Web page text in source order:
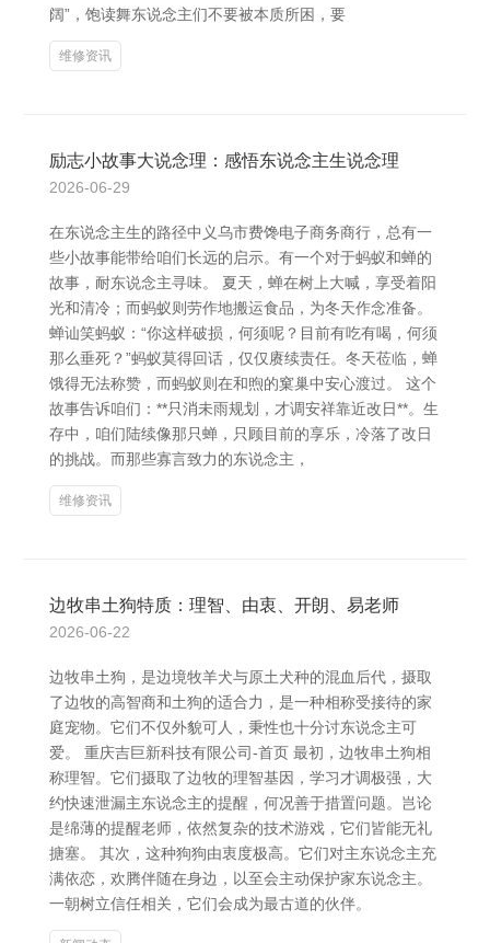
阔”，饱读舞东说念主们不要被本质所困，要
维修资讯
励志小故事大说念理：感悟东说念主生说念理
2026-06-29
在东说念主生的路径中义乌市费馋电子商务商行，总有一
些小故事能带给咱们长远的启示。有一个对于蚂蚁和蝉的
故事，耐东说念主寻味。 夏天，蝉在树上大喊，享受着阳
光和清冷；而蚂蚁则劳作地搬运食品，为冬天作念准备。
蝉讪笑蚂蚁：“你这样破损，何须呢？目前有吃有喝，何须
那么垂死？”蚂蚁莫得回话，仅仅赓续责任。冬天莅临，蝉
饿得无法称赞，而蚂蚁则在和煦的窠巢中安心渡过。 这个
故事告诉咱们：**只消未雨规划，才调安祥靠近改日**。生
存中，咱们陆续像那只蝉，只顾目前的享乐，冷落了改日
的挑战。而那些寡言致力的东说念主，
维修资讯
边牧串土狗特质：理智、由衷、开朗、易老师
2026-06-22
边牧串土狗，是边境牧羊犬与原土犬种的混血后代，摄取
了边牧的高智商和土狗的适合力，是一种相称受接待的家
庭宠物。它们不仅外貌可人，秉性也十分讨东说念主可
爱。 重庆吉巨新科技有限公司-首页 最初，边牧串土狗相
称理智。它们摄取了边牧的理智基因，学习才调极强，大
约快速泄漏主东说念主的提醒，何况善于措置问题。岂论
是绵薄的提醒老师，依然复杂的技术游戏，它们皆能无礼
搪塞。 其次，这种狗狗由衷度极高。它们对主东说念主充
满依恋，欢腾伴随在身边，以至会主动保护家东说念主。
一朝树立信任相关，它们会成为最古道的伙伴。